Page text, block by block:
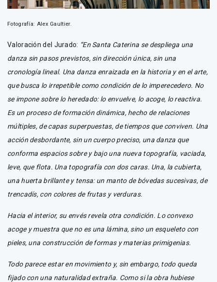
Fotografía: Alex Gaultier.
Valoración del Jurado: “En Santa Caterina se despliega una
danza sin pasos previstos, sin dirección única, sin una
cronología lineal. Una danza enraizada en la historia y en el arte,
que busca lo irrepetible como condición de lo imperecedero. No
se impone sobre lo heredado: lo envuelve, lo acoge, lo reactiva.
Es un proceso de formación dinámica, hecho de relaciones
múltiples, de capas superpuestas, de tiempos que conviven. Una
acción desbordante, sin un cuerpo preciso, una danza que
conforma espacios sobre y bajo una nueva topografía, vaciada,
leve, que flota. Una topografía con dos caras. Una, la cubierta,
una huerta brillante y tensa: un manto de bóvedas sucesivas, de
trencadís, con colores de frutas y verduras.
Hacia el interior, su envés revela otra condición. Lo convexo
acoge y muestra que no es una lámina, sino un esqueleto con
pieles, una construcción de formas y materias primigenias.
Todo parece estar en movimiento y, sin embargo, todo queda
fijado con una naturalidad extraña. Como si la obra hubiese